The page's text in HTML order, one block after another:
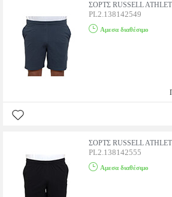
ΣΟΡΤΣ RUSSELL
PL2.138142549
Αμεσα διαθέσιμο
ΣΟΡΤΣ RUSSELL
PL2.138142555
Αμεσα διαθέσιμο